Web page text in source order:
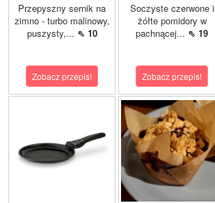
Przepyszny sernik na
zimno - turbo malinowy,
puszysty,... ⇖ 10
Zobacz przepis!
Soczyste czerwone i
żółte pomidory w
pachnącej... ⇖ 19
Zobacz przepis!